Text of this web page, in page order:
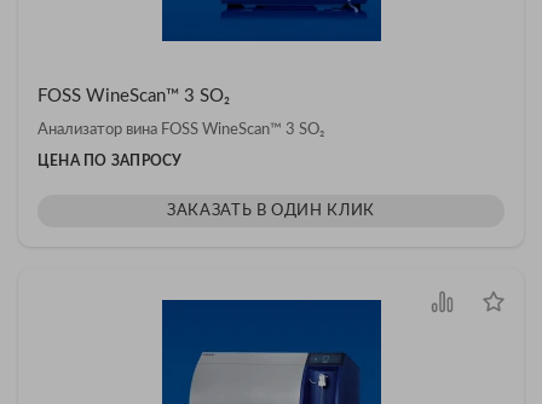
FOSS WineScan™ 3 SO₂
Анализатор вина FOSS WineScan™ 3 SO₂
ЦЕНА ПО ЗАПРОСУ
ЗАКАЗАТЬ В ОДИН КЛИК